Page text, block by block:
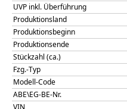
UVP inkl. Überführung
Produktionsland
Produktionsbeginn
Produktionsende
Stückzahl (ca.)
Fzg.-Typ
Modell-Code
ABE\EG-BE-Nr.
VIN